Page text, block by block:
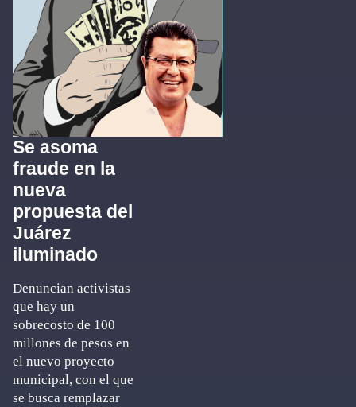
Se asoma
fraude en la
nueva
propuesta del
Juárez
iluminado
Denuncian activistas
que hay un
sobrecosto de 100
millones de pesos en
el nuevo proyecto
municipal, con el que
se busca remplazar